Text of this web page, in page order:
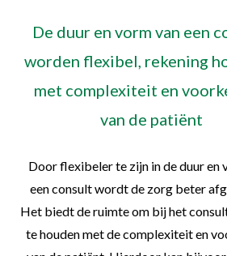
Door flexibeler te zijn in de duur en
een consult wordt de zorg beter
Het biedt de ruimte om bij het
te houden met de complexiteit en
De duur en vorm van een
worden flexibel, rekening
met complexiteit en
van de patiënt